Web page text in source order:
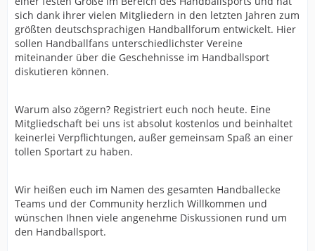
sich dank ihrer vielen Mitgliedern in den letzten Jahren zum
größten deutschsprachigen Handballforum entwickelt. Hier
sollen Handballfans unterschiedlichster Vereine
miteinander über die Geschehnisse im Handballsport
diskutieren können.
Warum also zögern? Registriert euch noch heute. Eine
Mitgliedschaft bei uns ist absolut kostenlos und beinhaltet
keinerlei Verpflichtungen, außer gemeinsam Spaß an einer
tollen Sportart zu haben.
Wir heißen euch im Namen des gesamten Handballecke
Teams und der Community herzlich Willkommen und
wünschen Ihnen viele angenehme Diskussionen rund um
den Handballsport.